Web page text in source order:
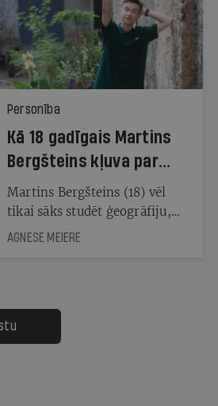
Personība
Kā 18 gadīgais Martins
Bergšteins kļuva par
laika ziņu seju?
Martins Bergšteins (18) vēl
tikai sāks studēt ģeogrāfiju,
bet viņa sacītajam jau uzticas
uzcītīga darba, mammas
atbalsts un drosme turpināt
meteovērojumus arī tad, kad
AGNESE MEIERE